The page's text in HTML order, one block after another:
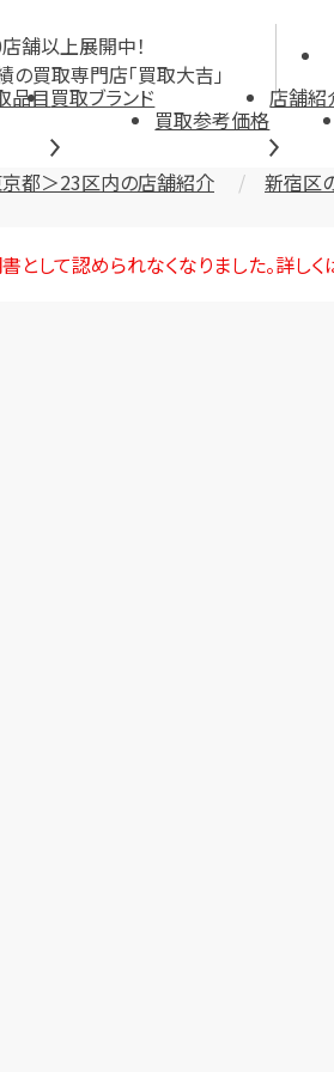
舗以上展開中！
の買取専門店「買取大吉」
品目買取ブランド
買取参考価格
店舗紹
都＞23区内の店舗紹介 新宿区
して認められなくなりました。詳しく